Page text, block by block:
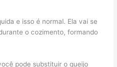
e isso é normal. Ela vai se
o cozimento, formando
pode substituir o queijo